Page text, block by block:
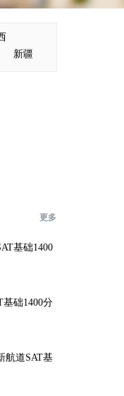
新疆
更多
基础1400
基础1400分
航道SAT基